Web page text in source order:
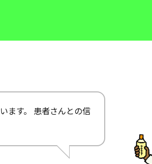
ます。 患者さんとの信